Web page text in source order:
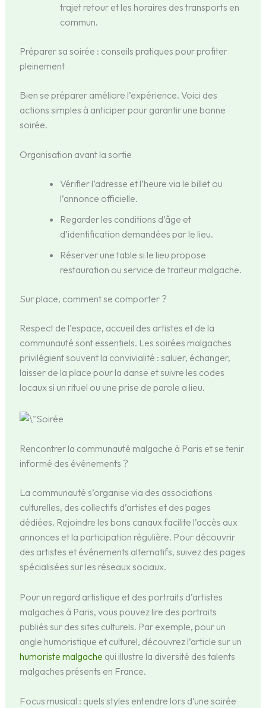
trajet retour et les horaires des transports en
commun.
Préparer sa soirée : conseils pratiques pour profiter
pleinement
Bien se préparer améliore l’expérience. Voici des
actions simples à anticiper pour garantir une bonne
soirée.
Organisation avant la sortie
Vérifier l’adresse et l’heure via le billet ou
l’annonce officielle.
Regarder les conditions d’âge et
d’identification demandées par le lieu.
Réserver une table si le lieu propose
restauration ou service de traiteur malgache.
Sur place, comment se comporter ?
Respect de l’espace, accueil des artistes et de la
communauté sont essentiels. Les soirées malgaches
privilégient souvent la convivialité : saluer, échanger,
laisser de la place pour la danse et suivre les codes
locaux si un rituel ou une prise de parole a lieu.
Rencontrer la communauté malgache à Paris et se tenir
informé des événements ?
La communauté s’organise via des associations
culturelles, des collectifs d’artistes et des pages
dédiées. Rejoindre les bons canaux facilite l’accès aux
annonces et la participation régulière. Pour découvrir
des artistes et événements alternatifs, suivez des pages
spécialisées sur les réseaux sociaux.
Pour un regard artistique et des portraits d’artistes
malgaches à Paris, vous pouvez lire des portraits
publiés sur des sites culturels. Par exemple, pour un
angle humoristique et culturel, découvrez l’article sur un
humoriste malgache qui illustre la diversité des talents
malgaches présents en France.
Focus musical : quels styles entendre lors d’une soirée